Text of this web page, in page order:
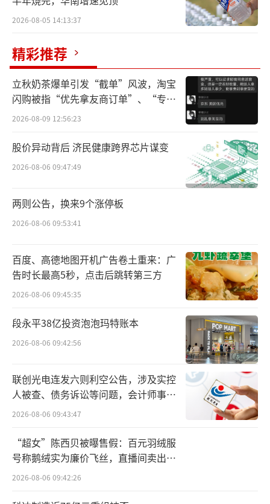
绳、爬爬架、猫砂盆这类毫不起眼的产品，居
然也能催生天元宠物、源飞宠物等几家上市公
司；依依股份这家护理企业，更是从卫生巾转
向做宠物护垫，撑起了自己的基本盘。
这与人类自身消费市场的演进，如出一
辙。吃饱之后，开始追求衣食住行等全品类，
以及包含医疗在内的服务市场，精神需求则是
更深层次。
毕竟，从动物，到伙伴和朋友，再到家
人，宠物的角色转换，顺应了人在这场养育和
陪伴过程中的心理变化。宠主养育了“毛孩
那么，宠物市场在迈向万亿的征途中，新
的蓝海在哪里？
首先，宠物线下零售+服务的新业态，仍然
存在一定的发展空间。
此前，乖宝宠物等公司旗下的本土品牌，
主要通过电商渠道，实现对外资传统品牌+经销
渠道的超越。目前，宠物市场电商渠道占比超
过60%，但增速已经开始下滑。
宠物消费市场的线下门店，仍然有较大的
创新空间，特别是那些以连锁化为目标，具备
2026-08-05 14:13:37
精彩推荐
立秋奶茶爆单引发“截单”风波，淘宝
闪购被指“优先拿友商订单”、“专挑
贵的拿”
2026-08-09 12:56:23
股价异动背后 济民健康跨界芯片谋变
2026-08-06 09:47:49
两则公告，换来9个涨停板
2026-08-06 09:53:41
百度、高德地图开机广告卷土重来：广
告时长最高5秒，点击后跳转第三方
2026-08-06 09:45:35
段永平38亿投资泡泡玛特账本
2026-08-06 09:42:56
联创光电连发六则利空公告，涉及实控
人被查、债务诉讼等问题，会计师事务
所曾出具“保留意见”
2026-08-06 09:43:47
“超女”陈西贝被曝售假：百元羽绒服
号称鹅绒实为廉价飞丝，直播间卖出超
百万元
2026-08-06 09:42:26